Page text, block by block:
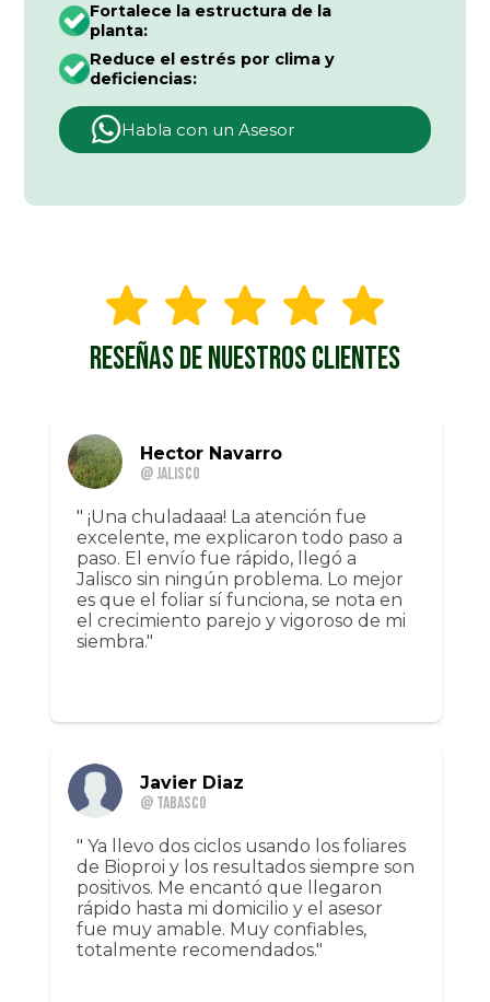
Fortalece la estructura de la
planta:
Reduce el estrés por clima y
deficiencias:
Habla con un Asesor
RESEÑAS DE NUESTROS CLIENTES
Hector Navarro
@ Jalisco
" ¡Una chuladaaa! La atención fue
excelente, me explicaron todo paso a
paso. El envío fue rápido, llegó a
Jalisco sin ningún problema. Lo mejor
es que el foliar sí funciona, se nota en
el crecimiento parejo y vigoroso de mi
siembra."
Javier Diaz
@ Tabasco
" Ya llevo dos ciclos usando los foliares
de Bioproi y los resultados siempre son
positivos. Me encantó que llegaron
rápido hasta mi domicilio y el asesor
fue muy amable. Muy confiables,
totalmente recomendados."